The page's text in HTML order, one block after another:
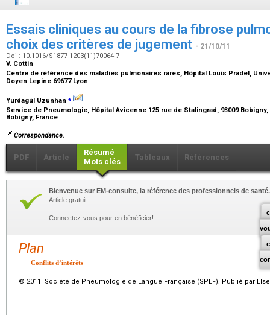
Essais cliniques au cours de la fibrose
choix des critères de jugement - 21/10/11
Doi : 10.1016/S1877-1203(11)70064-7
V. Cottin
Centre de référence des maladies pulmonaires rares, Hôpital Louis Pradel,
Doyen Lepine 69677 Lyon
Yurdagül Uzunhan ⁎
Service de Pneumologie, Hôpital Avicenne 125 rue de Stalingrad, 93009 Bobigny,
Bobigny, France
Correspondance.
PDF Article
Résumé
Mots clés
Tableaux Références
Bienvenue sur EM-consulte, la référence des professionnels de santé.
Article gratuit.
Connectez-vous pour en bénéficier!
Plan
Conflits d’intérêts
© 2011 Société de Pneumologie de Langue Française (SPLF). Publié par